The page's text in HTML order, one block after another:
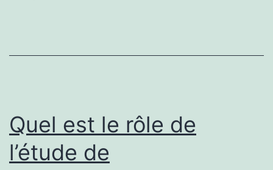
liées
au
Quel est le rôle de
l’étude de